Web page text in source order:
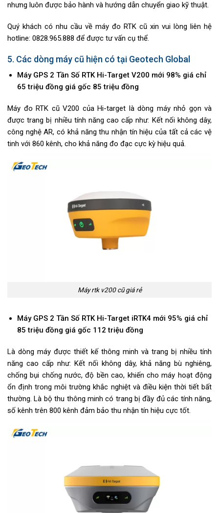
nhưng luôn được bảo hành và hướng dẫn chuyển giao kỹ thuật.
Quý khách có nhu cầu về máy đo RTK cũ xin vui lòng liên hệ
hotline: 0828.965.888 để được tư vấn cụ thể.
5. Các dòng máy cũ hiện có tại Geotech Global
Máy GPS 2 Tần Số RTK Hi-Target V200 mới 98% giá chỉ
65 triệu đồng giá gốc 85 triệu đồng
Máy đo RTK cũ V200 của Hi-target là dòng máy nhỏ gọn và
được trang bị nhiều tính năng cao cấp như: Kết nối không dây,
công nghệ AR, có khả năng thu nhận tín hiệu của tất cả các vệ
tinh với 860 kênh, cho khả năng đo đạc cực kỳ hiệu quả.
Máy rtk v200 cũ giá rẻ
Máy GPS 2 Tần Số RTK Hi-Target iRTK4 mới 95% giá chỉ
85 triệu đồng giá gốc 112 triệu đồng
Là dòng máy được thiết kế thông minh và trang bị nhiều tính
năng cao cấp như: Kết nối không dây, khả năng bù nghiêng,
chống bụi chống nước, độ bền cao, khiến cho máy hoạt động
ổn định trong môi trường khắc nghiệt và điều kiện thời tiết bất
thường. Là bộ thu thông minh có trang bị đầy đủ các tính năng,
số kênh trên 800 kênh đảm bảo thu nhận tín hiệu cực tốt.